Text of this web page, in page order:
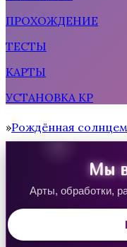
ПРОХОЖДЕНИЕ
ТЕСТЫ
КАРТЫ
УСТАНОВКА КР
Home
Рождённая солнцем
Мы
Арты, обработки,